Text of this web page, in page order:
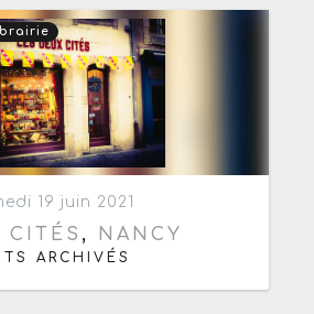
19 juin 2021
CITÉS , NANCY
ARCHIVÉS